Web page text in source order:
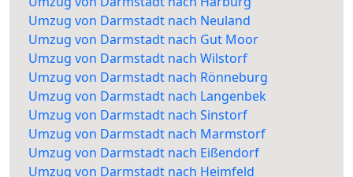
Umzug von Darmstadt nach Neuland
Umzug von Darmstadt nach Gut Moor
Umzug von Darmstadt nach Wilstorf
Umzug von Darmstadt nach Rönneburg
Umzug von Darmstadt nach Langenbek
Umzug von Darmstadt nach Sinstorf
Umzug von Darmstadt nach Marmstorf
Umzug von Darmstadt nach Eißendorf
Umzug von Darmstadt nach Heimfeld